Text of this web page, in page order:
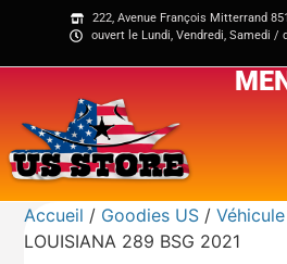
222, Avenue François Mitterrand
ouvert le Lundi, Vendredi, Samedi /
Accueil / Goodies US /Véhicule
LOUISIANA 289 BSG 2021